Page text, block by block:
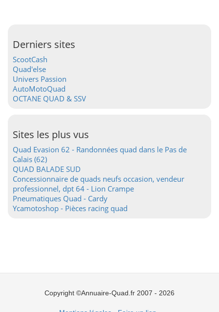
Derniers sites
ScootCash
Quad'else
Univers Passion
AutoMotoQuad
OCTANE QUAD & SSV
Sites les plus vus
Quad Evasion 62 - Randonnées quad dans le Pas de
Calais (62)
QUAD BALADE SUD
Concessionnaire de quads neufs occasion, vendeur
professionnel, dpt 64 - Lion Crampe
Pneumatiques Quad - Cardy
Ycamotoshop - Pièces racing quad
Copyright ©Annuaire-Quad.fr 2007 - 2026